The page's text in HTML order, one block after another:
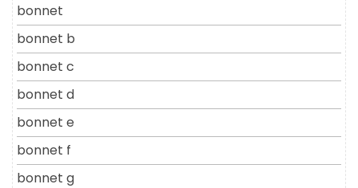
bonnet
bonnet b
bonnet c
bonnet d
bonnet e
bonnet f
bonnet g